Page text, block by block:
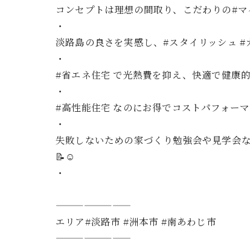
コンセプトは理想の間取り、こだわりの#
・
淡路島の良さを実感し、#スタイリッシュ
・
#省エネ住宅 で光熱費を抑え、快適で健康
・
#高性能住宅 なのにお得でコストパフォー
・
失敗しないための家づくり勉強会や見学会
📝☺️
・
————————
エリア#淡路市 #洲本市 #南あわじ市
————————